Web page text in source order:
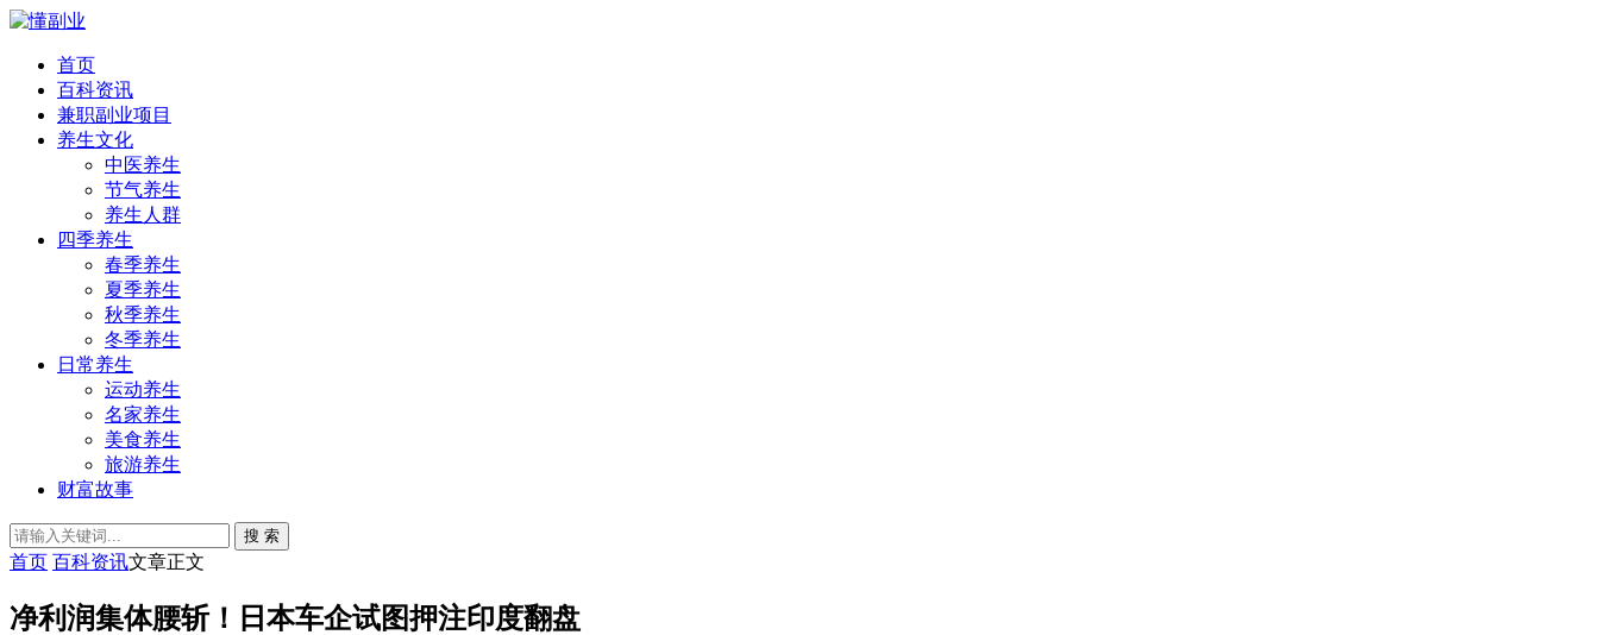
首页
百科资讯
兼职副业项目
养生文化
中医养生
节气养生
养生人群
四季养生
春季养生
夏季养生
秋季养生
冬季养生
日常养生
运动养生
名家养生
美食养生
旅游养生
财富故事
搜 索
首页 百科资讯文章正文
净利润集体腰斩！日本车企试图押注印度翻盘